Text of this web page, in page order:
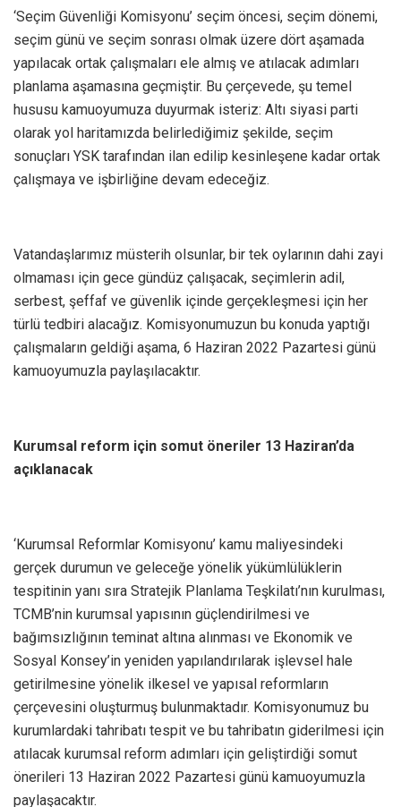
‘Seçim Güvenliği Komisyonu’ seçim öncesi, seçim dönemi,
seçim günü ve seçim sonrası olmak üzere dört aşamada
yapılacak ortak çalışmaları ele almış ve atılacak adımları
planlama aşamasına geçmiştir. Bu çerçevede, şu temel
hususu kamuoyumuza duyurmak isteriz: Altı siyasi parti
olarak yol haritamızda belirlediğimiz şekilde, seçim
sonuçları YSK tarafından ilan edilip kesinleşene kadar ortak
çalışmaya ve işbirliğine devam edeceğiz.
Vatandaşlarımız müsterih olsunlar, bir tek oylarının dahi zayi
olmaması için gece gündüz çalışacak, seçimlerin adil,
serbest, şeffaf ve güvenlik içinde gerçekleşmesi için her
türlü tedbiri alacağız. Komisyonumuzun bu konuda yaptığı
çalışmaların geldiği aşama, 6 Haziran 2022 Pazartesi günü
kamuoyumuzla paylaşılacaktır.
Kurumsal reform için somut öneriler 13 Haziran’da
açıklanacak
‘Kurumsal Reformlar Komisyonu’ kamu maliyesindeki
gerçek durumun ve geleceğe yönelik yükümlülüklerin
tespitinin yanı sıra Stratejik Planlama Teşkilatı’nın kurulması,
TCMB’nin kurumsal yapısının güçlendirilmesi ve
bağımsızlığının teminat altına alınması ve Ekonomik ve
Sosyal Konsey’in yeniden yapılandırılarak işlevsel hale
getirilmesine yönelik ilkesel ve yapısal reformların
çerçevesini oluşturmuş bulunmaktadır. Komisyonumuz bu
kurumlardaki tahribatı tespit ve bu tahribatın giderilmesi için
atılacak kurumsal reform adımları için geliştirdiği somut
önerileri 13 Haziran 2022 Pazartesi günü kamuoyumuzla
paylaşacaktır.